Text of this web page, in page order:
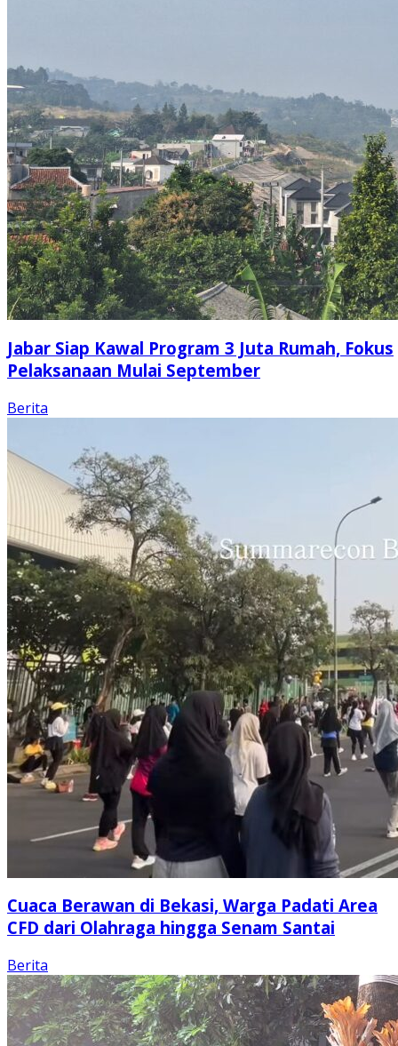
Jabar Siap Kawal Program 3 Juta Rumah, Fokus
Pelaksanaan Mulai September
Berita
Cuaca Berawan di Bekasi, Warga Padati Area
CFD dari Olahraga hingga Senam Santai
Berita